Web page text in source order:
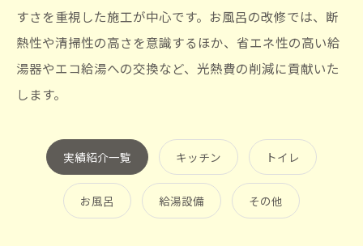
すさを重視した施工が中心です。お風呂の改修では、断
熱性や清掃性の高さを意識するほか、省エネ性の高い給
湯器やエコ給湯への交換など、光熱費の削減に貢献いた
します。
実績紹介一覧 キッチン トイレ
お風呂 給湯設備 その他